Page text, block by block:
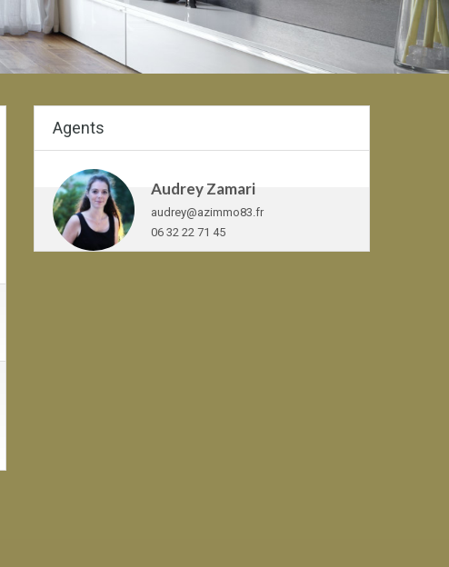
Agents
Audrey Zamari
audrey@azimmo83.fr
06 32 22 71 45